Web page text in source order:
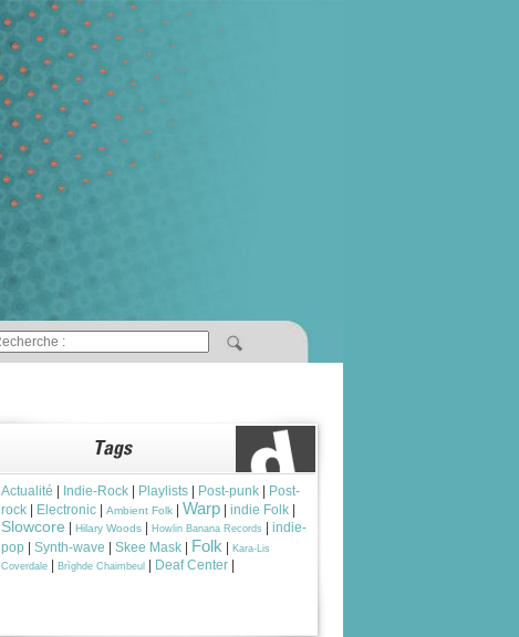
Actualité Indie-Rock Playlists Post-punk
Post-
rock
Electronic Ambient Folk Warp indie Folk
Slowcore Hilary Woods Howlin Banana Records
indie-
pop
Synth-wave Skee Mask Folk
Kara-Lis
Coverdale
Brìghde Chaimbeul Deaf Center